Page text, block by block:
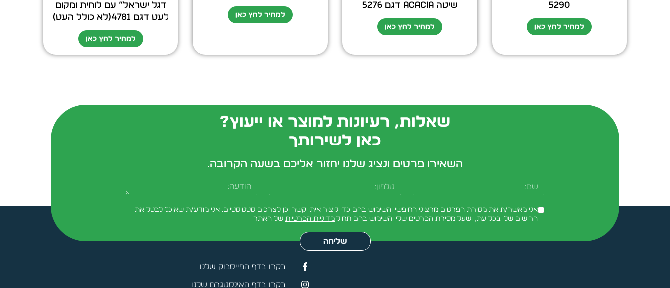
5290
למחיר לחץ כאן
שיטה Acacia דגם 5276
למחיר לחץ כאן
למחיר לחץ כאן
דגל ישראל” עם לוחית ומקום
לעט דגם 4781(לא כולל העט)
למחיר לחץ כאן
שאלות, רעיונות למוצר או ייעוץ?
כאן לשירותך
השאירו פרטים ונציג שלנו יחזור אליכם בשעה הקרובה.
שם טלפון הודעה
אני מאשר/ת את מסירת הפרטים מרצוני החופשי והשימוש בהם כדי ליצור איתי קשר וכן לצרכים סטטיסטיים. אני מודע/ת שאוכל לבטל את
הרישום שלי בכל עת, ושעל מסירת הפרטים שלי והשימוש בהם תחול מדיניות הפרטיות של האתר
שליחה
בקרו בדף הפייסבוק שלנו
בקרו בדף האינסטגרם שלנו